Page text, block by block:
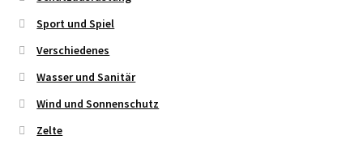
Sport und Spiel
Verschiedenes
Wasser und Sanitär
Wind und Sonnenschutz
Zelte